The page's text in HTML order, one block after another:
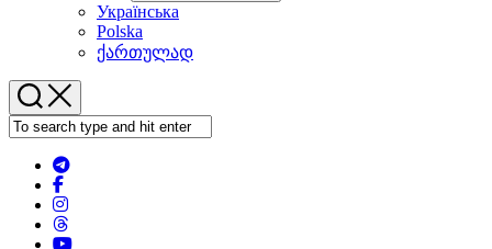
Українська
Polska
ქართულად